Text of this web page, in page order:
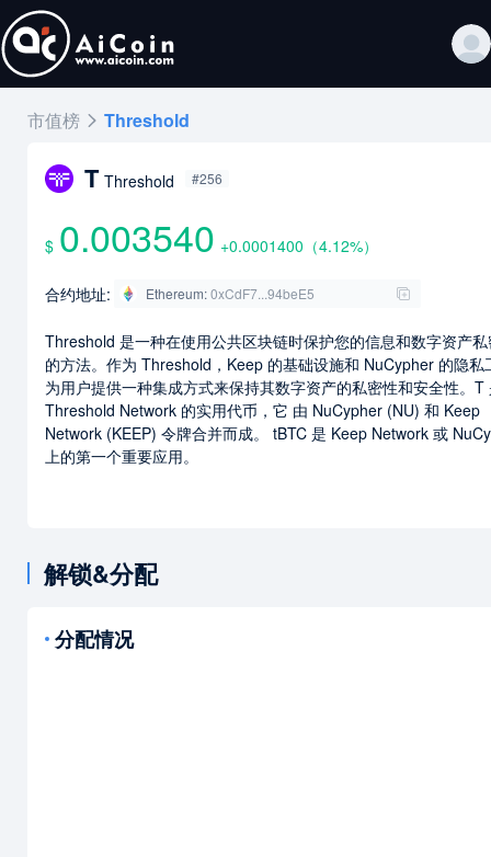
市值榜 Threshold
T Threshold #256
$ 0.003540 +0.0001400 （4.12%）
合约地址: Ethereum:0xCdF7...94beE5
Threshold 是一种在使用公共区块链时保护您的信息和数字资产
的方法。作为 Threshold，Keep 的基础设施和 NuCypher 的隐私
为用户提供一种集成方式来保持其数字资产的私密性和安全性。T
Threshold Network 的实用代币，它 由 NuCypher (NU) 和 Keep
Network (KEEP) 令牌合并而成。 tBTC 是 Keep Network 或
上的第一个重要应用。
解锁&分配
分配情况